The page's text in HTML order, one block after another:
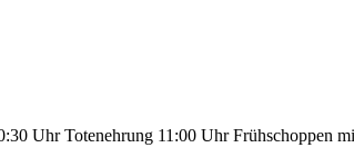
Uhr Totenehrung 11:00 Uhr Frühschoppen